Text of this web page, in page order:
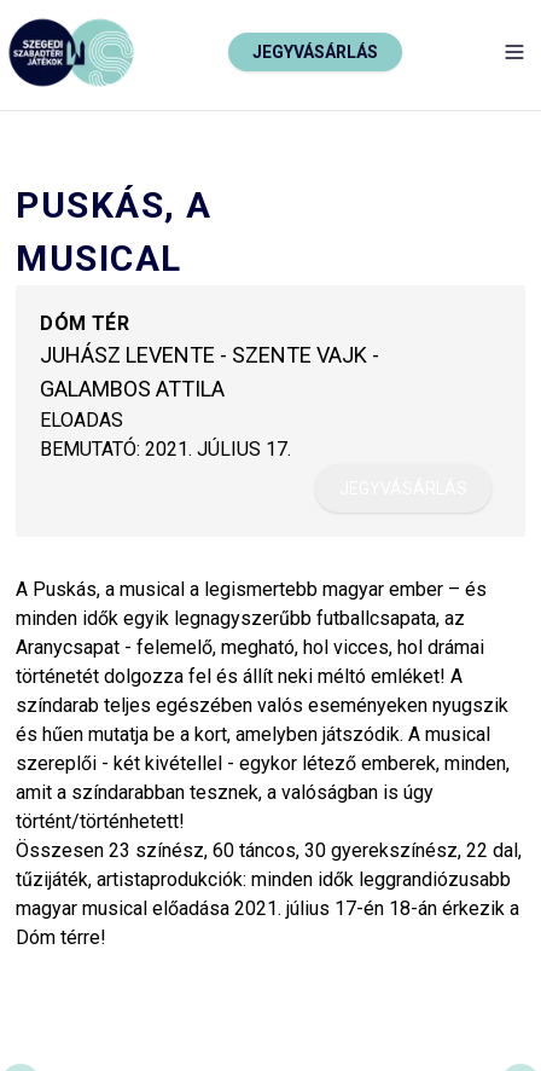
JEGYVÁSÁRLÁS
PUSKÁS, A
MUSICAL
DÓM TÉR
JUHÁSZ LEVENTE - SZENTE VAJK -
GALAMBOS ATTILA
ELOADAS
BEMUTATÓ: 2021. JÚLIUS 17.
A Puskás, a musical a legismertebb magyar ember – és
minden idők egyik legnagyszerűbb futballcsapata, az
Aranycsapat - felemelő, megható, hol vicces, hol drámai
történetét dolgozza fel és állít neki méltó emléket! A
színdarab teljes egészében valós eseményeken nyugszik
és hűen mutatja be a kort, amelyben játszódik. A musical
szereplői - két kivétellel - egykor létező emberek, minden,
amit a színdarabban tesznek, a valóságban is úgy
történt/történhetett!
Összesen 23 színész, 60 táncos, 30 gyerekszínész, 22 dal,
tűzijáték, artistaprodukciók: minden idők leggrandiózusabb
magyar musical előadása 2021. július 17-én 18-án érkezik a
Dóm térre!